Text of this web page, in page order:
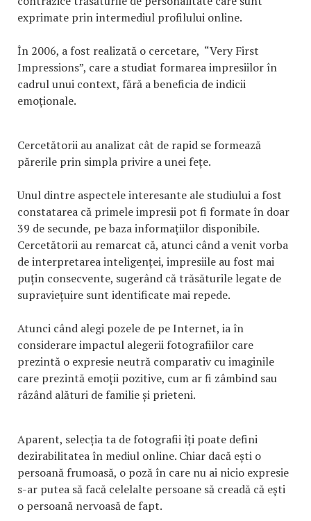
exprimate prin intermediul profilului online.
În 2006, a fost realizată o cercetare, “Very First
Impressions”, care a studiat formarea impresiilor în
cadrul unui context, fără a beneficia de indicii
emoționale.
Cercetătorii au analizat cât de rapid se formează
părerile prin simpla privire a unei fețe.
Unul dintre aspectele interesante ale studiului a fost
constatarea că primele impresii pot fi formate în doar
39 de secunde, pe baza informațiilor disponibile.
Cercetătorii au remarcat că, atunci când a venit vorba
de interpretarea inteligenței, impresiile au fost mai
puțin consecvente, sugerând că trăsăturile legate de
supraviețuire sunt identificate mai repede.
Atunci când alegi pozele de pe Internet, ia în
considerare impactul alegerii fotografiilor care
prezintă o expresie neutră comparativ cu imaginile
care prezintă emoții pozitive, cum ar fi zâmbind sau
râzând alături de familie și prieteni.
Aparent, selecția ta de fotografii îți poate defini
dezirabilitatea în mediul online. Chiar dacă ești o
persoană frumoasă, o poză în care nu ai nicio expresie
s-ar putea să facă celelalte persoane să creadă că ești
o persoană nervoasă de fapt.